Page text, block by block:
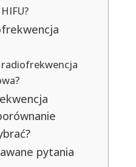
radiofrekwencja
pytania